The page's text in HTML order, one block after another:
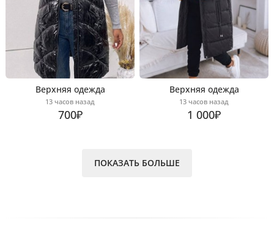
Верхняя одежда
13 часов назад
700₽
Верхняя одежда
13 часов назад
1 000₽
ПОКАЗАТЬ БОЛЬШЕ